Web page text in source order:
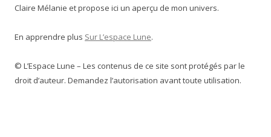
Claire Mélanie et propose ici un aperçu de mon univers.
En apprendre plus Sur L’espace Lune.
© L’Espace Lune – Les contenus de ce site sont protégés par le
droit d’auteur. Demandez l’autorisation avant toute utilisation.